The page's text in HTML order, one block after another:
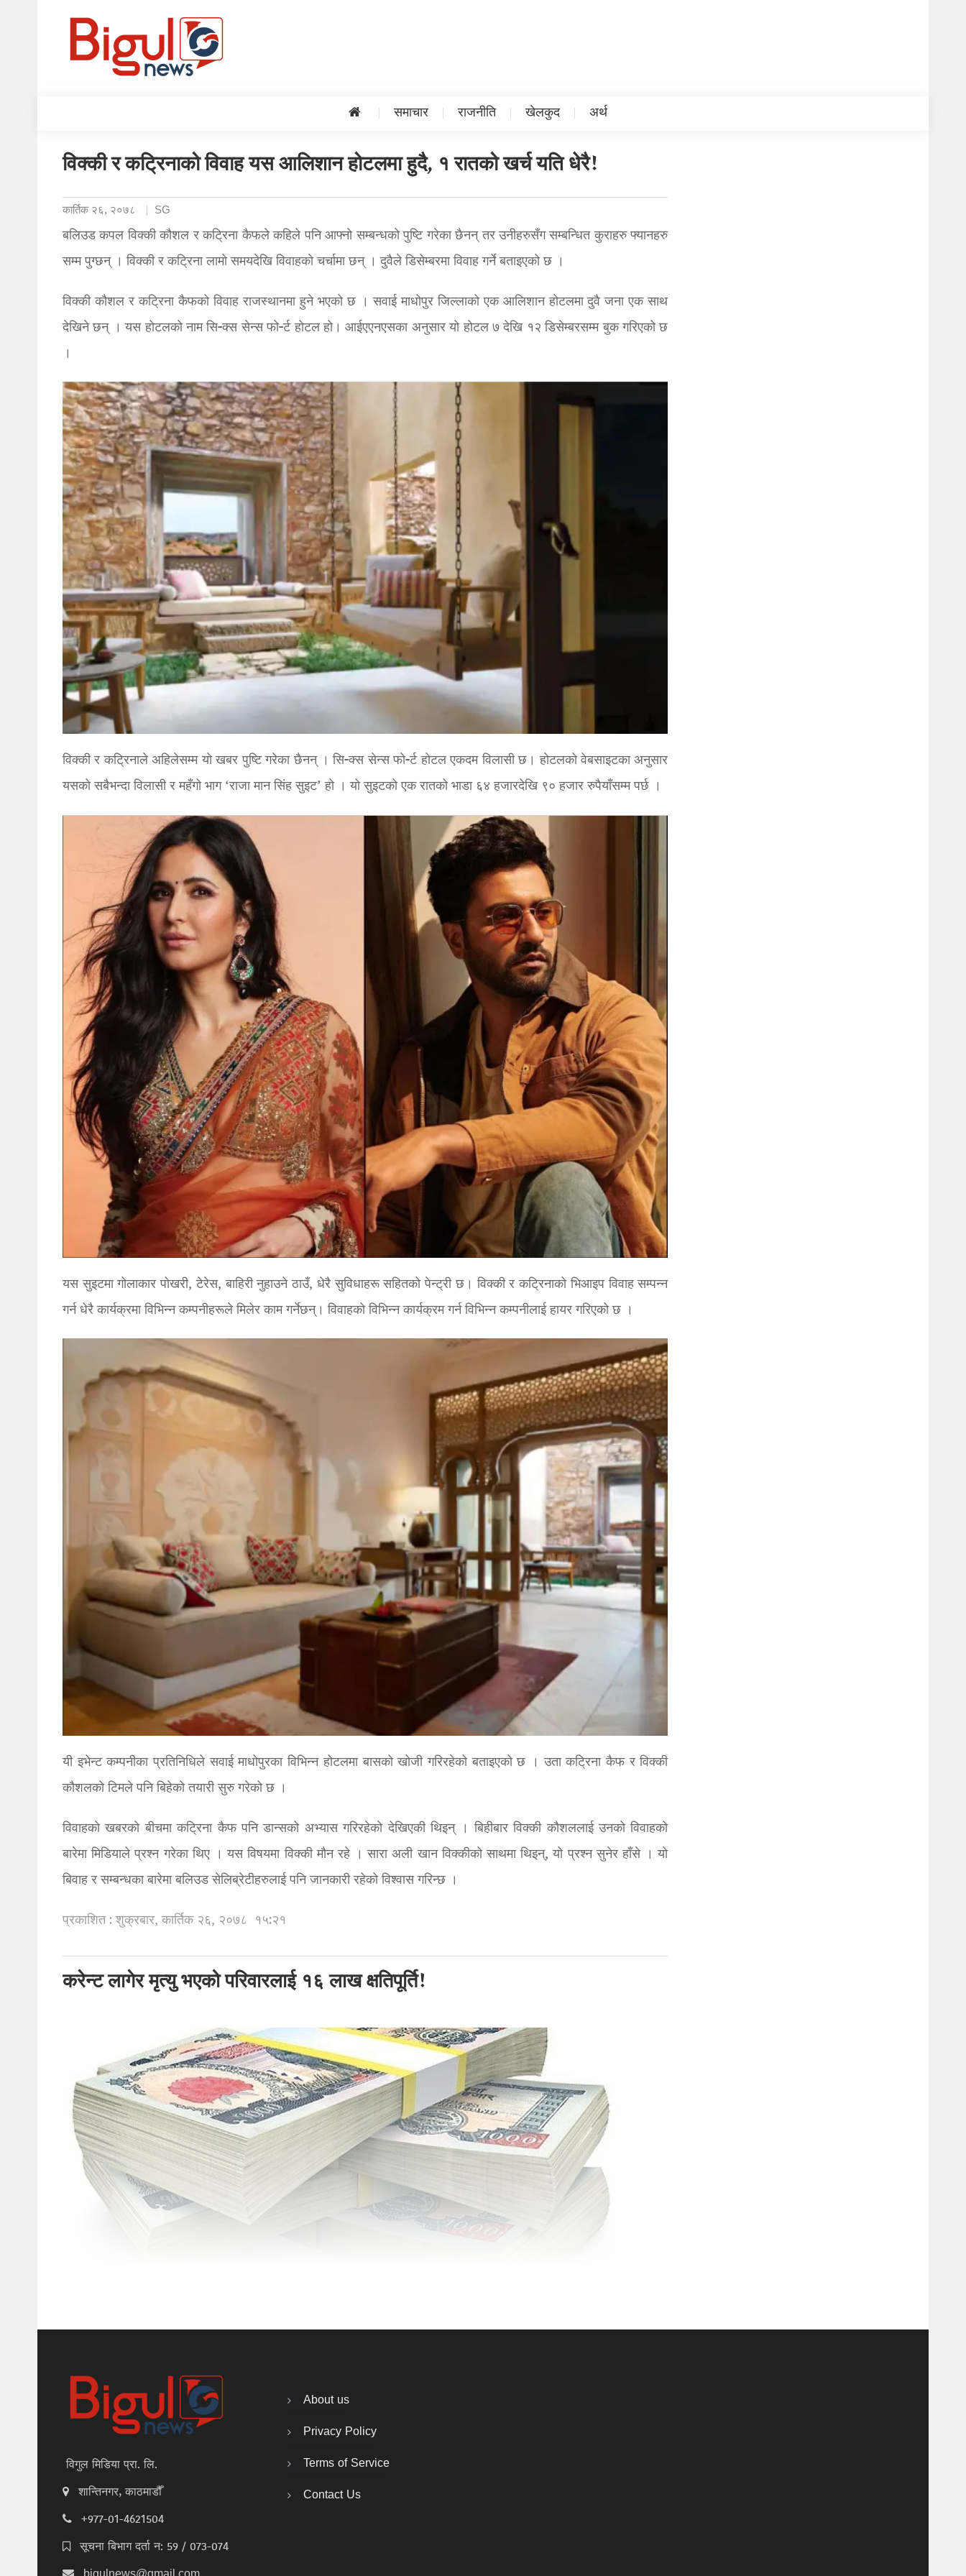
समाचार राजनीति खेलकुद अर्थ
विक्की र कट्रिनाको विवाह यस आलिशान होटलमा हुदै, १ रातको खर्च यति धेरै!
कार्तिक २६, २०७८ SG
बलिउड कपल विक्की कौशल र कट्रिना कैफले कहिले पनि आफ्नो सम्बन्धको पुष्टि गरेका छैनन् तर उनीहरुसँग सम्बन्धित कुराहरु फ्यानहरु
सम्म पुग्छन् । विक्की र कट्रिना लामो समयदेखि विवाहको चर्चामा छन् । दुवैले डिसेम्बरमा विवाह गर्ने बताइएको छ ।
विक्की कौशल र कट्रिना कैफको विवाह राजस्थानमा हुने भएको छ । सवाई माधोपुर जिल्लाको एक आलिशान होटलमा दुवै जना एक साथ
देखिने छन् । यस होटलको नाम सि-क्स सेन्स फो-र्ट होटल हो। आईएएनएसका अनुसार यो होटल ७ देखि १२ डिसेम्बरसम्म बुक गरिएको छ
।
विक्की र कट्रिनाले अहिलेसम्म यो खबर पुष्टि गरेका छैनन् । सि-क्स सेन्स फो-र्ट होटल एकदम विलासी छ। होटलको वेबसाइटका अनुसार
यसको सबैभन्दा विलासी र महँगो भाग ‘राजा मान सिंह सुइट’ हो । यो सुइटको एक रातको भाडा ६४ हजारदेखि ९० हजार रुपैयाँसम्म पर्छ ।
यस सुइटमा गोलाकार पोखरी, टेरेस, बाहिरी नुहाउने ठाउँ, धेरै सुविधाहरू सहितको पेन्ट्री छ। विक्की र कट्रिनाको भिआइप विवाह सम्पन्न
गर्न धेरै कार्यक्रमा विभिन्न कम्पनीहरूले मिलेर काम गर्नेछन्। विवाहको विभिन्न कार्यक्रम गर्न विभिन्न कम्पनीलाई हायर गरिएको छ ।
यी इभेन्ट कम्पनीका प्रतिनिधिले सवाई माधोपुरका विभिन्न होटलमा बासको खोजी गरिरहेको बताइएको छ । उता कट्रिना कैफ र विक्की
कौशलको टिमले पनि बिहेको तयारी सुरु गरेको छ ।
विवाहको खबरको बीचमा कट्रिना कैफ पनि डान्सको अभ्यास गरिरहेको देखिएकी थिइन् । बिहीबार विक्की कौशललाई उनको विवाहको
बारेमा मिडियाले प्रश्न गरेका थिए । यस विषयमा विक्की मौन रहे । सारा अली खान विक्कीको साथमा थिइन्, यो प्रश्न सुनेर हाँसे । यो
बिवाह र सम्बन्धका बारेमा बलिउड सेलिब्रेटीहरुलाई पनि जानकारी रहेको विश्वास गरिन्छ ।
प्रकाशित : शुक्रबार, कार्तिक २६, २०७८ १५:२१
करेन्ट लागेर मृत्यु भएको परिवारलाई १६ लाख क्षतिपूर्ति!
विगुल मिडिया प्रा. लि.
शान्तिनगर, काठमाडौँ
+977-01-4621504
सूचना बिभाग दर्ता न: 59 / 073-074
About us
Privacy Policy
Terms of Service
Contact Us